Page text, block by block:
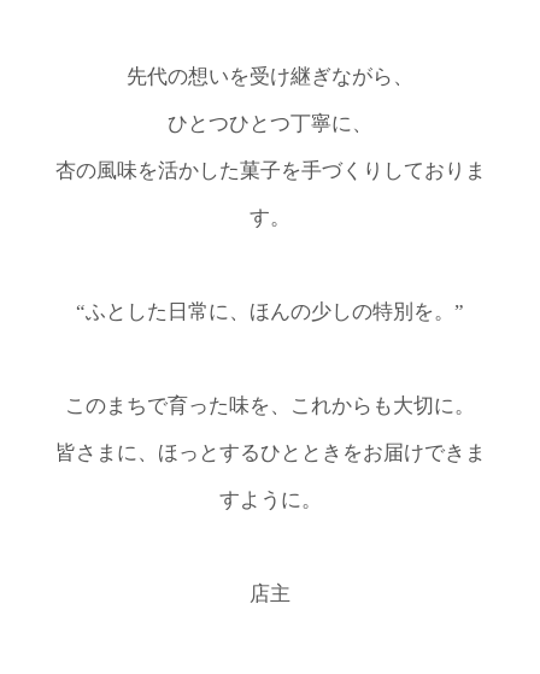
先代の想いを受け継ぎながら、
ひとつひとつ丁寧に、
杏の風味を活かした菓子を手づくりしておりま
す。
“ふとした日常に、ほんの少しの特別を。”
このまちで育った味を、これからも大切に。
皆さまに、ほっとするひとときをお届けできま
すように。
店主